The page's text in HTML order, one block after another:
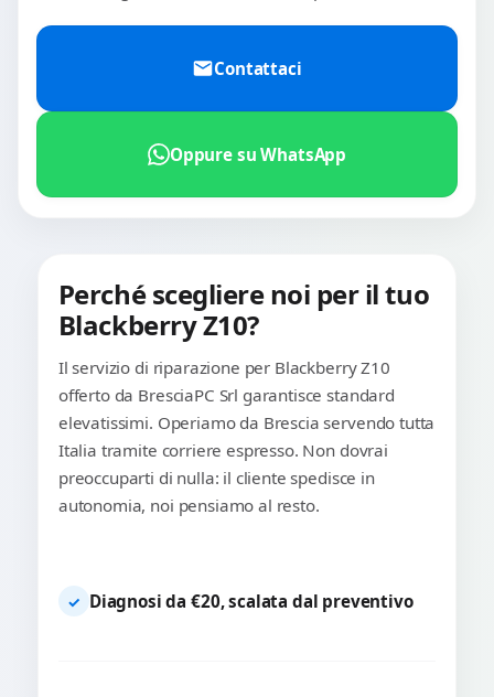
Contattaci
Oppure su WhatsApp
Perché scegliere noi per il tuo
Blackberry Z10?
Il servizio di riparazione per Blackberry Z10
offerto da BresciaPC Srl garantisce standard
elevatissimi. Operiamo da Brescia servendo tutta
Italia tramite corriere espresso. Non dovrai
preoccuparti di nulla: il cliente spedisce in
autonomia, noi pensiamo al resto.
✓ Diagnosi da €20, scalata dal preventivo